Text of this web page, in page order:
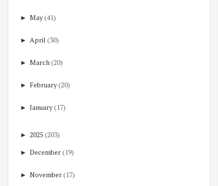
► May(41)
► April (30)
► March(20)
► February(20)
► January(17)
► 2025 (203)
► December(19)
► November(17)